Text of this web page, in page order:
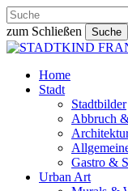
Skip
to
main
content
zum Schließen
Suche
Close
search
Menu
Home
Stadt
Stadtbilder
Abbruch
Gastro &
Urban Art